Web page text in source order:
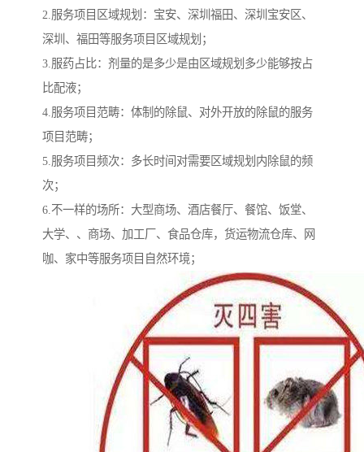
2.服务项目区域规划：宝安、深圳福田、深圳宝安区、
深圳、福田等服务项目区域规划；
3.服药占比：剂量的是多少是由区域规划多少能够按占
比配液；
4.服务项目范畴：体制的除鼠、对外开放的除鼠的服务
项目范畴；
5.服务项目频次：多长时间对需要区域规划内除鼠的频
次；
6.不一样的场所：大型商场、酒店餐厅、餐馆、饭堂、
大学、、商场、加工厂、食品仓库，货运物流仓库、网
咖、家中等服务项目自然环境；